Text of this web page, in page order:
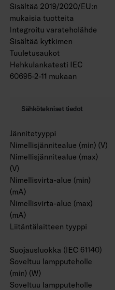
Sisältää 2019/2020/EU:n
mukaisia tuotteita
Integroitu varateholähde
Sisältää kytkimen
Tuuletusaukot
Hehkulankatesti IEC
60695-2-11 mukaan
Sähkötekniset tiedot
Jännitetyyppi
Nimellisjännitealue (min) (V)
Nimellisjännitealue (max)
(V)
Nimellisvirta-alue (min)
(mA)
Nimellisvirta-alue (max)
(mA)
Liitäntälaitteen tyyppi
Suojausluokka (IEC 61140)
Soveltuu lampputeholle
(min) (W)
Soveltuu lampputeholle